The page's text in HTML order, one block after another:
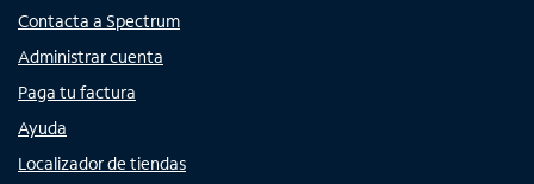
Contacta a Spectrum
Administrar cuenta
Paga tu factura
Ayuda
Localizador de tiendas